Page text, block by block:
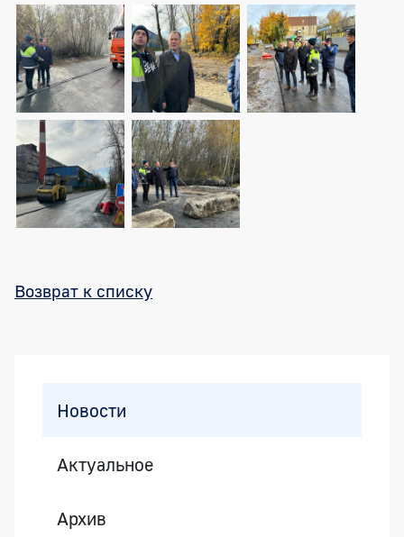
Возврат к списку
Новости
Актуальное
Архив